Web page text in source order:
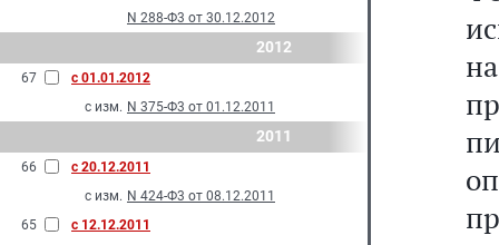
N 288-Ф3 от 30.12.2012
2012
67
с 01.01.2012
с изм. N 375-Ф3 от 01.12.2011
2011
66
с 20.12.2011
с изм. N 424-Ф3 от 08.12.2011
65
с 12.12.2011